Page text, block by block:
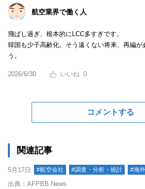
航空業界で働く人
飛ばし過ぎ、根本的にLCC多すぎです。
韓国も少子高齢化。そう遠くない将来、再編が
う。
2026/6/30 0
コメントする
関連記事
5月17日 #航空会社 #調査・分析・統計 #海外
出典：AFPBB News